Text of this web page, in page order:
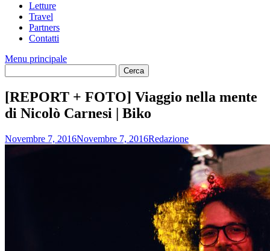
Letture
Travel
Partners
Contatti
Menu principale
[REPORT + FOTO] Viaggio nella mente
di Nicolò Carnesi | Biko
Novembre 7, 2016Novembre 7, 2016Redazione